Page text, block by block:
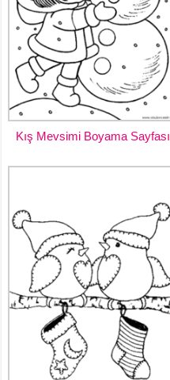
Kış Mevsimi Boyama Sayfası